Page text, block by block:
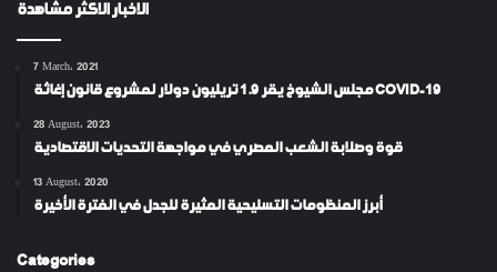
الاخبار الاكثر مشاهدة
7 March، 2021
مجلس الشيوخ يقر 1.9 تريليون دولار لمشروع قانون إغاثة COVID-19
28 August، 2023
قوة وصلابة الشعب المصري في مواجهة التحديات الاقتصادية
13 August، 2020
أبرز المنظومات التسليحية المثيرة للجدل في الفترة الأخيرة
Categories